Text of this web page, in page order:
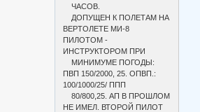
ЧАСОВ.
ДОПУЩЕН К ПОЛЕТАМ НА
ВЕРТОЛЕТЕ МИ-8
ПИЛОТОМ -
ИНСТРУКТОРОМ ПРИ
МИНИМУМЕ ПОГОДЫ:
ПВП 150/2000, 25. ОПВП.:
100/1000/25/ ППП
80/800,25. АП В ПРОШЛОМ
НЕ ИМЕЛ. ВТОРОЙ ПИЛОТ